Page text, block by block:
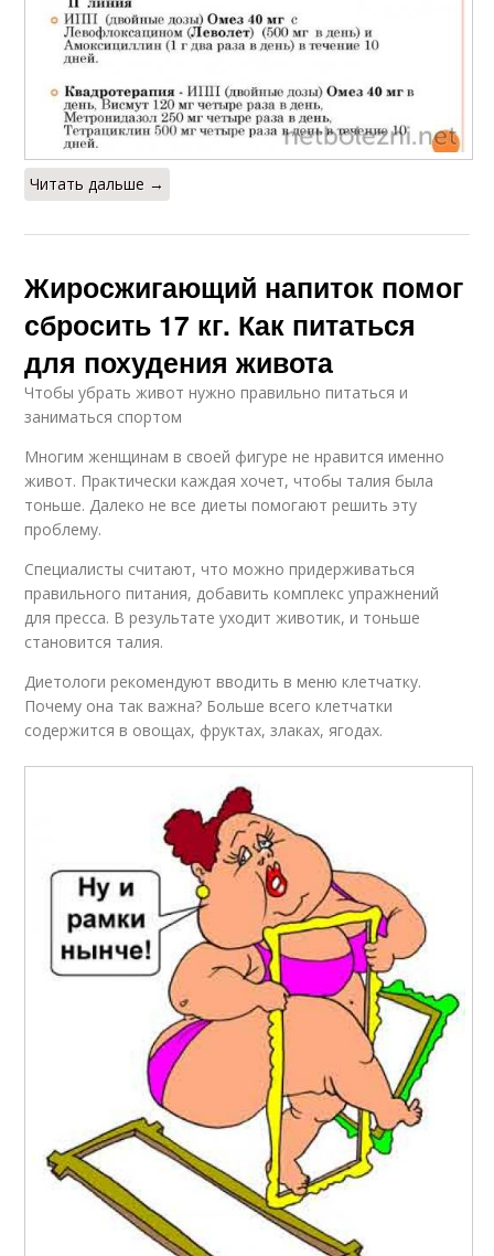
Читать дальше →
Жиросжигающий напиток помог
сбросить 17 кг. Как питаться
для похудения живота
Чтобы убрать живот нужно правильно питаться и
заниматься спортом
Многим женщинам в своей фигуре не нравится именно
живот. Практически каждая хочет, чтобы талия была
тоньше. Далеко не все диеты помогают решить эту
проблему.
Специалисты считают, что можно придерживаться
правильного питания, добавить комплекс упражнений
для пресса. В результате уходит животик, и тоньше
становится талия.
Диетологи рекомендуют вводить в меню клетчатку.
Почему она так важна? Больше всего клетчатки
содержится в овощах, фруктах, злаках, ягодах.